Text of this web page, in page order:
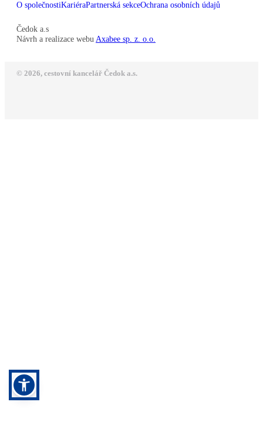
O společnostiKariéraPartnerská sekceOchrana osobních údajů
Čedok a.s
Návrh a realizace webu Axabee sp. z. o.o.
© 2026, cestovní kancelář Čedok a.s.